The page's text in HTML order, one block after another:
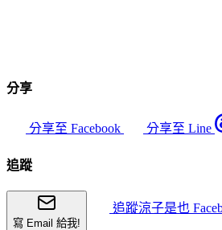
分享
分享至 Facebook 分享至 Line
追蹤
寫 Email 給我!
追蹤涼子是也